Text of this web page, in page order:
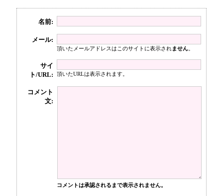
名前:
メール:
頂いたメールアドレスはこのサイトに表示されません。
サイ
ト/URL:
頂いたURLは表示されます。
コメント
文:
コメントは承認されるまで表示されません。